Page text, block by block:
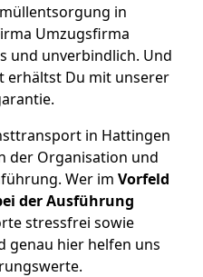
in
Umzugsfirma
und unverbindlich. Und
erhältst Du mit unserer
in Hattingen
der Organisation und
Wer im Vorfeld
der Ausführung
stressfrei sowie
genau hier helfen uns